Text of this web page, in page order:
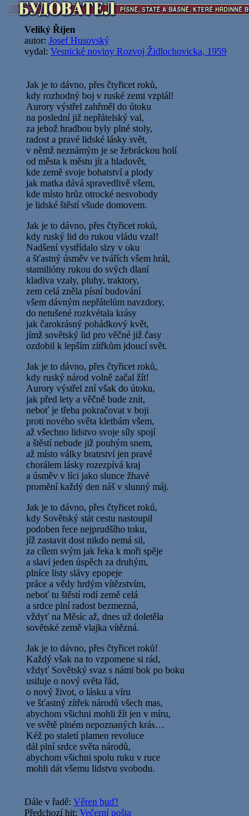
Veliký Říjen
autor: Josef Husovský
vydal: Vesnické noviny Rozvoj Židlochovicka, 1959
Jak je to dávno, přes čtyřicet roků,
kdy rozhodný boj v ruské zemi vzplál!
Aurory výstřel zahřměl do útoku
na poslední již nepřátelský val,
za jehož hradbou byly plné stoly,
radost a pravé lidské lásky svět,
v němž neznámým je se žebráckou holí
od města k městu jít a hladovět,
kde země svoje bohatství a plody
jak matka dává spravedlivě všem,
kde místo hrůz otrocké nesvobody
je lidské štěstí všude domovem.
Jak je to dávno, přes čtyřicet roků,
kdy ruský lid do rukou vládu vzal!
Nadšení vystřídalo slzy v oku
a šťastný úsměv ve tvářích všem hrál,
stamilióny rukou do svých dlaní
kladiva vzaly, pluhy, traktory,
zem celá zněla písní budování
všem dávným nepřátelům navzdory,
do netušené rozkvétala krásy
jak čarokrásný pohádkový květ,
jímž sovětský lid pro věčné již časy
ozdobil k lepším zítřkům jdoucí svět.
Jak je to dávno, přes čtyřicet roků,
kdy ruský národ volně začal žít!
Aurory výstřel zní však do útoku,
jak před lety a věčně bude znít,
neboť je třeba pokračovat v boji
proti nového světa kletbám všem,
až všechno lidstvo svoje síly spojí
a štěstí nebude již pouhým snem,
až místo války bratrství jen pravé
chorálem lásky rozezpívá kraj
a úsměv v líci jako slunce žhavé
promění každý den náš v slunný máj.
Jak je to dávno, přes čtyřicet roků,
kdy Sovětský stát cestu nastoupil
podoben řece nejprudšího toku,
jíž zastavit dost nikdo nemá sil,
za cílem svým jak řeka k moři spěje
a slaví jeden úspěch za druhým,
plníce listy slávy epopeje
práce a vědy hrdým vítězstvím,
neboť tu štěstí rodí země celá
a srdce plní radost bezmezná,
vždyť na Měsíc až, dnes už doletěla
sovětské země vlajka vítězná.
Jak je to dávno, přes čtyřicet roků!
Každý však na to vzpomene si rád,
vždyť Sovětský svaz s námi bok po boku
usiluje o nový světa řád,
o nový život, o lásku a víru
ve šťastný zítřek národů všech mas,
abychom všichni mohli žít jen v míru,
ve světě plném nepoznaných krás…
Kéž po staletí plamen revoluce
dál plní srdce světa národů,
abychom všichni spolu ruku v ruce
mohli dát všemu lidstvu svobodu.
Dále v řadě: Věren buď!
Předchozí hit: Večerní pošta